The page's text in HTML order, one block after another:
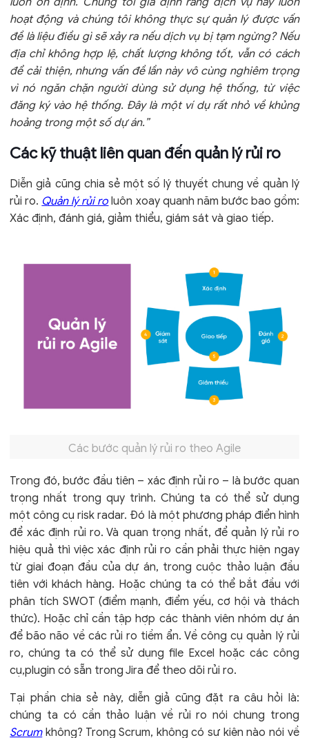
hoạt động và chúng tôi không thực sự quản lý được vấn
đề là liệu điều gì sẽ xảy ra nếu dịch vụ bị tạm ngừng? Nếu
địa chỉ không hợp lệ, chất lượng không tốt, vẫn có cách
để cải thiện, nhưng vấn đề lần này vô cùng nghiêm trọng
vì nó ngăn chặn người dùng sử dụng hệ thống, từ việc
đăng ký vào hệ thống. Đây là một ví dụ rất nhỏ về khủng
hoảng trong một số dự án.”
Các kỹ thuật liên quan đến quản lý rủi ro
Diễn giả cũng chia sẻ một số lý thuyết chung về quản lý
rủi ro. Quản lý rủi ro luôn xoay quanh năm bước bao gồm:
Xác định, đánh giá, giảm thiểu, giám sát và giao tiếp.
Các bước quản lý rủi ro theo Agile
Trong đó, bước đầu tiên – xác định rủi ro – là bước quan
trọng nhất trong quy trình. Chúng ta có thể sử dụng
một công cụ risk radar. Đó là một phương pháp điển hình
để xác định rủi ro. Và quan trọng nhất, để quản lý rủi ro
hiệu quả thì việc xác định rủi ro cần phải thực hiện ngay
từ giai đoạn đầu của dự án, trong cuộc thảo luận đầu
tiên với khách hàng. Hoặc chúng ta có thể bắt đầu với
phân tích SWOT (điểm mạnh, điểm yếu, cơ hội và thách
thức). Hoặc chỉ cần tập hợp các thành viên nhóm dự án
để bão não về các rủi ro tiềm ẩn. Về công cụ quản lý rủi
ro, chúng ta có thể sử dụng file Excel hoặc các công
cụ,plugin có sẵn trong Jira để theo dõi rủi ro.
Tại phần chia sẻ này, diễn giả cũng đặt ra câu hỏi là:
chúng ta có cần thảo luận về rủi ro nói chung trong
Scrumkhông? Trong Scrum, không có sự kiện nào nói về